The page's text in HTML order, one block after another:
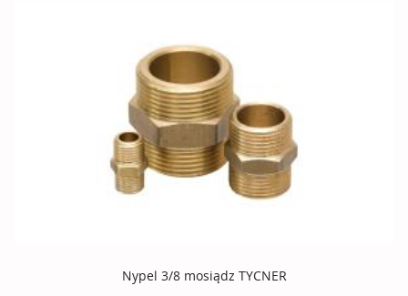
Nypel 3/8 mosiądz TYCNER